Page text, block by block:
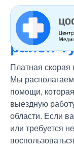
Главная »Регионы
район
Платная
Мы располагаем
помощи,
выездную
области. Если
или требуется